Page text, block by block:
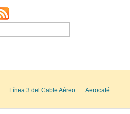
Línea 3 del Cable Aéreo
Aerocafé